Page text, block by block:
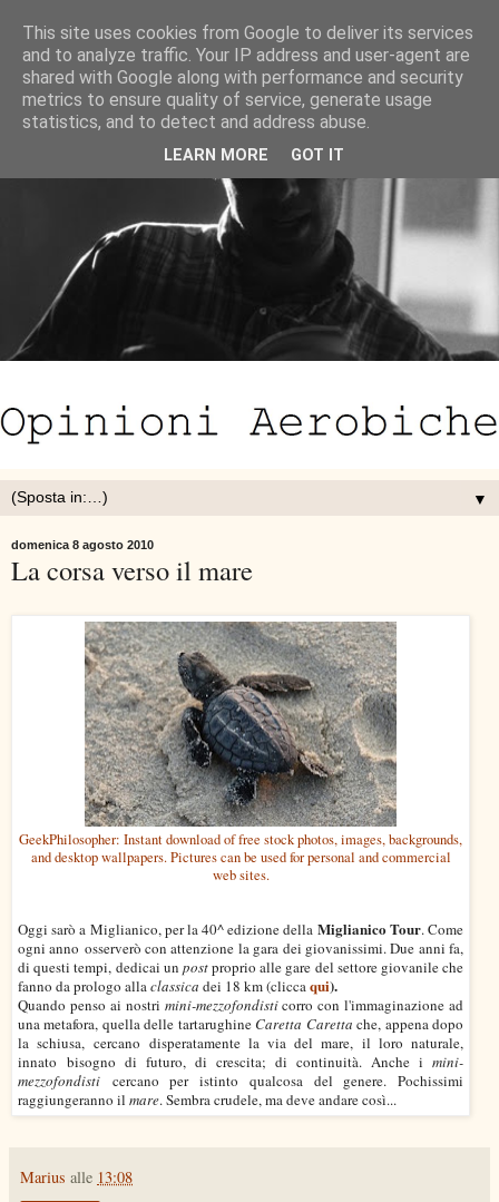
▼
domenica 8 agosto 2010
La corsa verso il mare
GeekPhilosopher: Instant download of free stock photos, images, backgrounds,
and desktop wallpapers. Pictures can be used for personal and commercial
web sites.
Oggi sarò a Miglianico, per la 40^ edizione della Miglianico Tour. Come
ogni anno osserverò con attenzione la gara dei giovanissimi. Due anni fa,
di questi tempi, dedicai un postproprio alle gare del settore giovanile che
fanno da prologo allaclassica dei 18 km (cliccaqui).
Quando penso ai nostri mini-mezzofondisticorro con l'immaginazione ad
una metafora, quella delle tartarughineCaretta Caretta che, appena dopo
la schiusa, cercano disperatamente la via del mare, il loro naturale,
innato bisogno di futuro, di crescita; di continuità. Anche i mini-
mezzofondisti cercano per istinto qualcosa del genere. Pochissimi
raggiungeranno il mare. Sembra crudele, ma deve andare così...
Marius alle 13:08
This site uses cookies from Google to deliver its services
and to analyze traffic. Your IP address and user-agent are
shared with Google along with performance and security
metrics to ensure quality of service, generate usage
statistics, and to detect and address abuse.
LEARN MORE GOT IT